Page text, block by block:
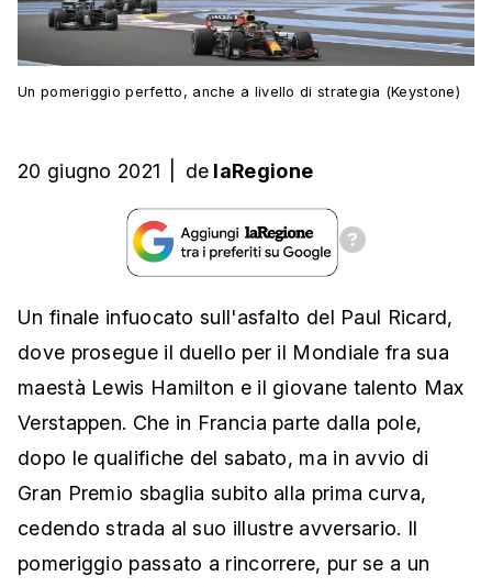
Un pomeriggio perfetto, anche a livello di strategia (Keystone)
20 giugno 2021 de laRegione
Un finale infuocato sull'asfalto del Paul Ricard,
dove prosegue il duello per il Mondiale fra sua
maestà Lewis Hamilton e il giovane talento Max
Verstappen. Che in Francia parte dalla pole,
dopo le qualifiche del sabato, ma in avvio di
Gran Premio sbaglia subito alla prima curva,
cedendo strada al suo illustre avversario. Il
pomeriggio passato a rincorrere, pur se a un